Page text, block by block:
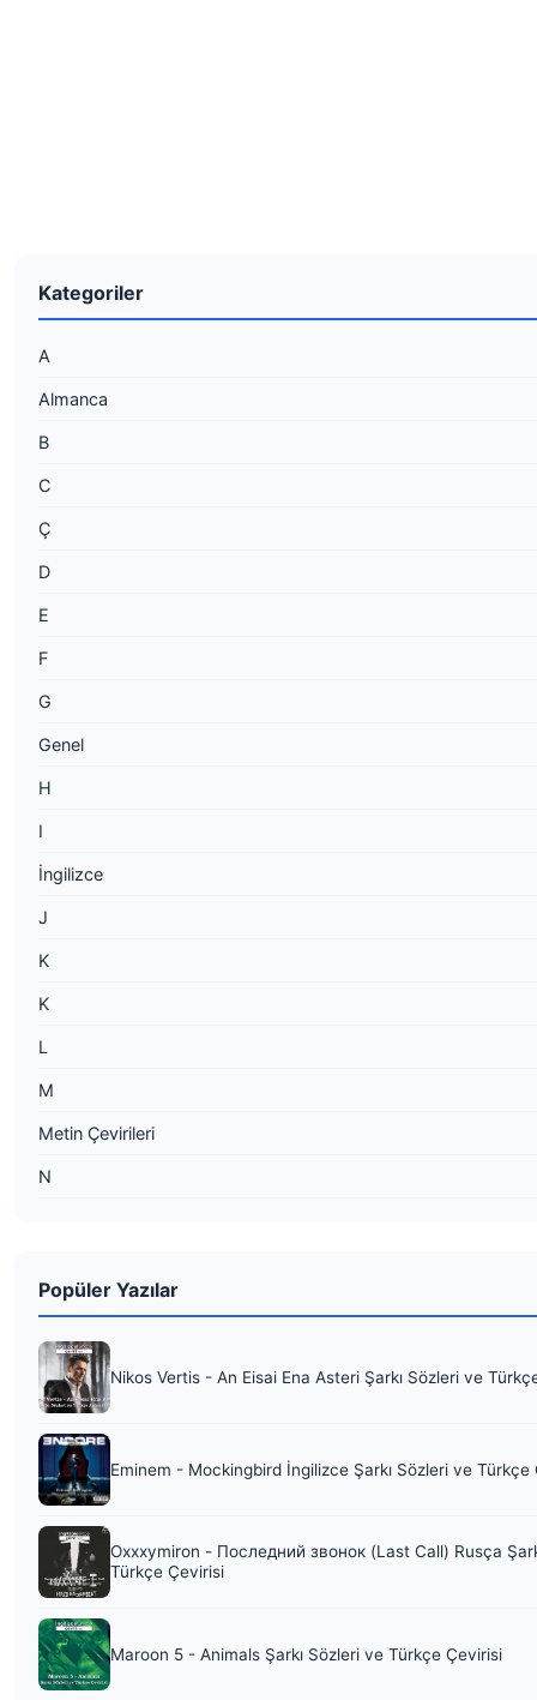
Kategoriler
A
Almanca
B
C
Ç
D
E
F
G
Genel
H
I
İngilizce
J
K
K
L
M
Metin Çevirileri
N
Popüler Yazılar
Nikos Vertis - An Eisai Ena Asteri Şarkı Sözleri ve
Eminem - Mockingbird İngilizce Şarkı Sözleri ve Türkçe
Oxxxymiron - Последний звонок (Last Call) Rusça
Türkçe Çevirisi
Maroon 5 - Animals Şarkı Sözleri ve Türkçe Çevirisi